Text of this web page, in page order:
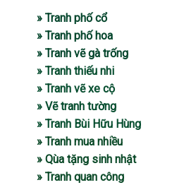
» Tranh phố cổ
» Tranh phố hoa
» Tranh vẽ gà trống
» Tranh thiếu nhi
» Tranh vẽ xe cộ
» Vẽ tranh tường
» Tranh Bùi Hữu Hùng
» Tranh mua nhiều
» Qùa tặng sinh nhật
» Tranh quan công